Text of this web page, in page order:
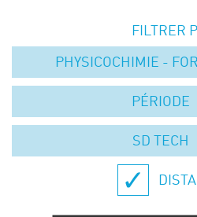
Symposium on Chain
sustainability – September
FRENCH-CHINESE
Contacts
FILTRER
PHYSICOCHIMIE -
PÉRIODE
SD TECH